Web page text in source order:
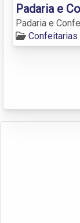
Padaria e
Padaria e
Confeitarias